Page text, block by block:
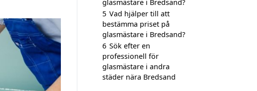
glasmästare i Bredsand?
5 Vad hjälper till att
bestämma priset på
glasmästare i Bredsand?
6 Sök efter en
professionell för
glasmästare i andra
städer nära Bredsand